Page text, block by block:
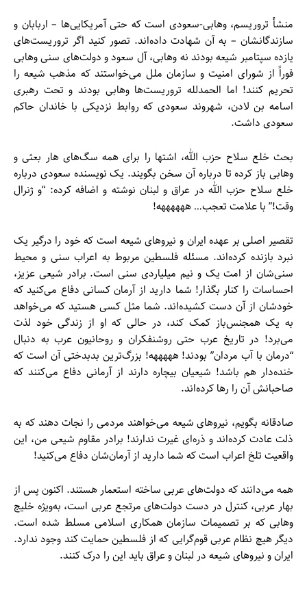
منشأ تروریسم، وهابی-سعودی است که حتی آمریکایی‌ها – اربابان و
سازندگانشان – به آن شهادت داده‌اند. تصور کنید اگر تروریست‌های
یازده سپتامبر شیعه بودند نه وهابی، آل سعود و دولت‌های سنی وهابی
فوراً از شورای امنیت و سازمان ملل می‌خواستند که مذهب شیعه را
تحریم کنند! اما الحمدلله تروریست‌ها وهابی بودند و تحت رهبری
اسامه بن لادن، شهروند سعودی که روابط نزدیکی با خاندان حاکم
سعودی داشت.
بحث خلع سلاح حزب الله، اشتها را برای همه سگ‌های هار بعثی و
وهابی باز کرده تا درباره آن سخن بگویند. یک نویسنده سعودی درباره
خلع سلاح حزب الله در عراق و لبنان نوشته و اضافه کرده: “و ژنرال
وقت!” با علامت تعجب… ههههههه!
تقصیر اصلی بر عهده ایران و نیروهای شیعه است که خود را درگیر یک
نبرد بازنده کرده‌اند. مسئله فلسطین مربوط به اعراب سنی و محیط
سنی‌شان از امت یک و نیم میلیاردی سنی است. برادر شیعی عزیز،
احساسات را کنار بگذار! شما دارید از آرمان کسانی دفاع می‌کنید که
خودشان از آن دست کشیده‌اند. شما مثل کسی هستید که می‌خواهد
به یک همجنس‌باز کمک کند، در حالی که او از زندگی خود لذت
می‌برد! در تاریخ عرب حتی روشنفکران و روحانیون عرب به دنبال
“درمان با آب مردان” بودند! هههههه! بزرگ‌ترین بدبدختی آن است که
خنده‌دار هم باشد! شیعیان بیچاره دارند از آرمانی دفاع می‌کنند که
صاحبانش آن را رها کرده‌اند.
صادقانه بگویم، نیروهای شیعه می‌خواهند مردمی را نجات دهند که به
ذلت عادت کرده‌اند و ذره‌ای غیرت ندارند! برادر مقاوم شیعی من، این
واقعیت تلخ اعراب است که شما دارید از آرمان‌شان دفاع می‌کنید!
همه می‌دانند که دولت‌های عربی ساخته استعمار هستند. اکنون پس از
بهار عربی، کنترل در دست دولت‌های مرتجع عربی است، به‌ویژه خلیج
وهابی که بر تصمیمات سازمان همکاری اسلامی مسلط شده است.
دیگر هیچ نظام عربی قوم‌گرایی که از فلسطین حمایت کند وجود ندارد.
ایران و نیروهای شیعه در لبنان و عراق باید این را درک کنند.